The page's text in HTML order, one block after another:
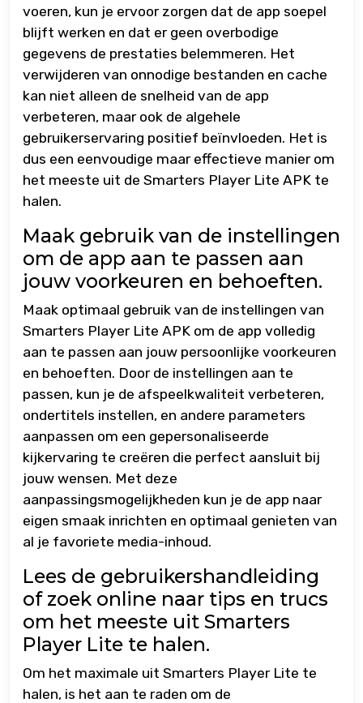
voeren, kun je ervoor zorgen dat de app soepel
blijft werken en dat er geen overbodige
gegevens de prestaties belemmeren. Het
verwijderen van onnodige bestanden en cache
kan niet alleen de snelheid van de app
verbeteren, maar ook de algehele
gebruikerservaring positief beïnvloeden. Het is
dus een eenvoudige maar effectieve manier om
het meeste uit de Smarters Player Lite APK te
halen.
Maak gebruik van de instellingen
om de app aan te passen aan
jouw voorkeuren en behoeften.
Maak optimaal gebruik van de instellingen van
Smarters Player Lite APK om de app volledig
aan te passen aan jouw persoonlijke voorkeuren
en behoeften. Door de instellingen aan te
passen, kun je de afspeelkwaliteit verbeteren,
ondertitels instellen, en andere parameters
aanpassen om een gepersonaliseerde
kijkervaring te creëren die perfect aansluit bij
jouw wensen. Met deze
aanpassingsmogelijkheden kun je de app naar
eigen smaak inrichten en optimaal genieten van
al je favoriete media-inhoud.
Lees de gebruikershandleiding
of zoek online naar tips en trucs
om het meeste uit Smarters
Player Lite te halen.
Om het maximale uit Smarters Player Lite te
halen, is het aan te raden om de